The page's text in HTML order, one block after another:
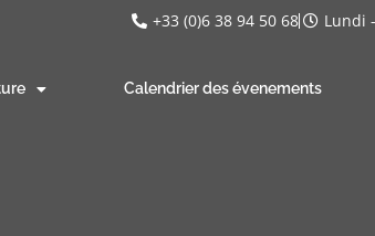
+33 (0)6 38 94 50 68 Lundi
Calendrier des évenements